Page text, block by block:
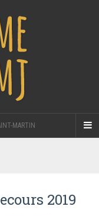
MARTIN
2019